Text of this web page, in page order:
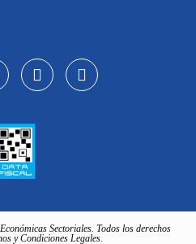
Sectoriales. Todos los derechos
y Condiciones Legales.